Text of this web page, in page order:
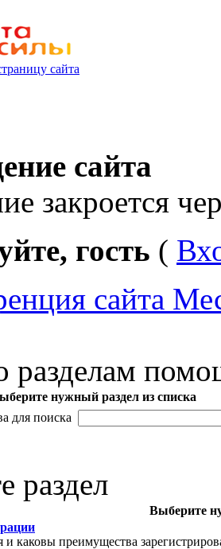
сайта
сайта
закроется
гость (
сайта
разделам
нужный раздел из списка
для поиска
раздел
Выберите
и каковы преимущества